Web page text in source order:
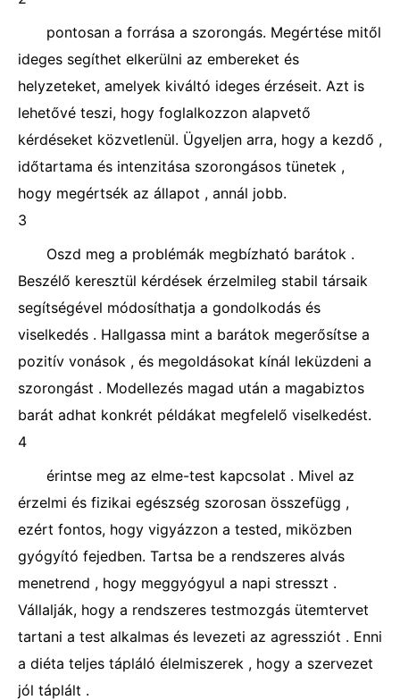
pontosan a forrása a szorongás. Megértése mitől
ideges segíthet elkerülni az embereket és
helyzeteket, amelyek kiváltó ideges érzéseit. Azt is
lehetővé teszi, hogy foglalkozzon alapvető
kérdéseket közvetlenül. Ügyeljen arra, hogy a kezdő ,
időtartama és intenzitása szorongásos tünetek ,
hogy megértsék az állapot , annál jobb.
3
Oszd meg a problémák megbízható barátok .
Beszélő keresztül kérdések érzelmileg stabil társaik
segítségével módosíthatja a gondolkodás és
viselkedés . Hallgassa mint a barátok megerősítse a
pozitív vonások , és megoldásokat kínál leküzdeni a
szorongást . Modellezés magad után a magabiztos
barát adhat konkrét példákat megfelelő viselkedést.
4
érintse meg az elme-test kapcsolat . Mivel az
érzelmi és fizikai egészség szorosan összefügg ,
ezért fontos, hogy vigyázzon a tested, miközben
gyógyító fejedben. Tartsa be a rendszeres alvás
menetrend , hogy meggyógyul a napi stresszt .
Vállalják, hogy a rendszeres testmozgás ütemtervet
tartani a test alkalmas és levezeti az agressziót . Enni
a diéta teljes tápláló élelmiszerek , hogy a szervezet
jól táplált .